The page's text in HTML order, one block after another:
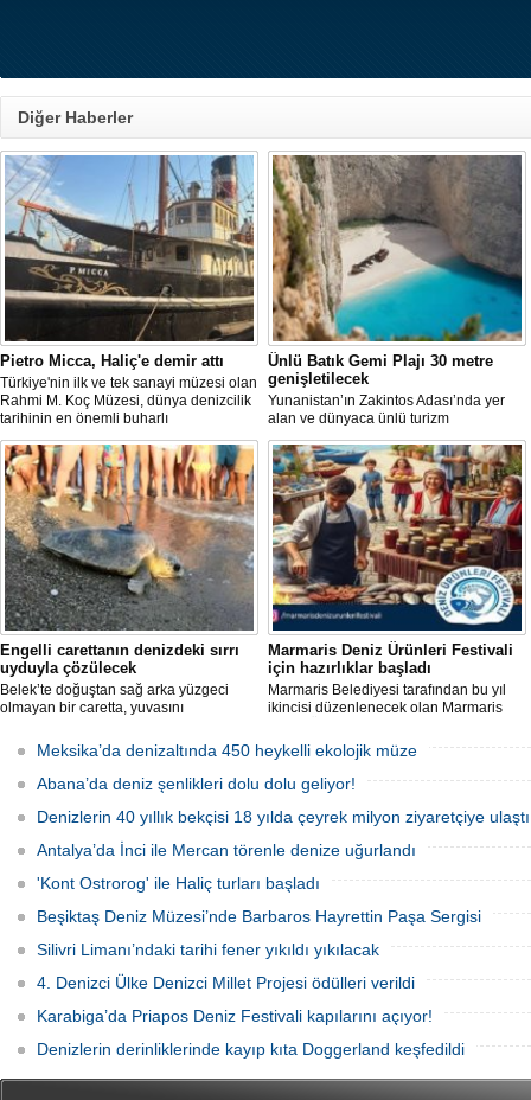
Diğer Haberler
Pietro Micca, Haliç'e demir attı
Türkiye'nin ilk ve tek sanayi müzesi olan
Rahmi M. Koç Müzesi, dünya denizcilik
tarihinin en önemli buharlı
römorkörlerinden biri olarak kabul
edilen Pietro Micca'yı koleksiyonuna
kazandırdı.
Ünlü Batık Gemi Plajı 30 metre
genişletilecek
Yunanistan’ın Zakintos Adası’nda yer
alan ve dünyaca ünlü turizm
noktalarından biri olan Navagio Plajı'nın
yaklaşık 30 metre genişletilmesi
planlanıyor.
Engelli carettanın denizdeki sırrı
uyduyla çözülecek
Belek’te doğuştan sağ arka yüzgeci
olmayan bir caretta, yuvasını
üzerine bıraktı. "DOA" adı verilen deniz
kaplumbağasına ilk kez uydu izleme
cihazı takıldı ve denize uğurlandı.
Marmaris Deniz Ürünleri Festivali
için hazırlıklar başladı
Marmaris Belediyesi tarafından bu yıl
ikincisi düzenlenecek olan Marmaris
tarihleri arasında Selimiye
Mahallesi'nde gerçekleştirilecek.
Festivalde deniz ürünleri, yöresel
lezzetler ve kentin kıyı kültürü ön plana
çıkarılacak.
Meksika’da denizaltında 450 heykelli ekolojik müze
Abana’da deniz şenlikleri dolu dolu geliyor!
Denizlerin 40 yıllık bekçisi 18 yılda çeyrek milyon ziyaretçiye ulaştı
Antalya’da İnci ile Mercan törenle denize uğurlandı
'Kont Ostrorog' ile Haliç turları başladı
Beşiktaş Deniz Müzesi’nde Barbaros Hayrettin Paşa Sergisi
Silivri Limanı’ndaki tarihi fener yıkıldı yıkılacak
4. Denizci Ülke Denizci Millet Projesi ödülleri verildi
Karabiga’da Priapos Deniz Festivali kapılarını açıyor!
Denizlerin derinliklerinde kayıp kıta Doggerland keşfedildi